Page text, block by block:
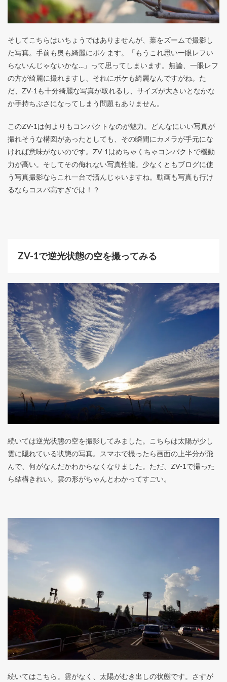
そしてこちらはいちょうではありませんが、葉をズームで撮影し
た写真。手前も奥も綺麗にボケます。「もうこれ思い一眼レフい
らないんじゃないかな…」って思ってしまいます。無論、一眼レフ
の方が綺麗に撮れますし、それにボケも綺麗なんですがね。た
だ、ZV-1も十分綺麗な写真が取れるし、サイズが大きいとなかな
か手持ちぶさになってしまう問題もありません。
このZV-1は何よりもコンパクトなのが魅力。どんなにいい写真が
撮れそうな構図があったとしても、その瞬間にカメラが手元にな
ければ意味がないのです。ZV-1はめちゃくちゃコンパクトで機動
力が高い。そしてその侮れない写真性能。少なくともブログに使
う写真撮影ならこれ一台で済んじゃいますね。動画も写真も行け
るならコスパ高すぎでは！？
ZV-1で逆光状態の空を撮ってみる
続いては逆光状態の空を撮影してみました。こちらは太陽が少し
雲に隠れている状態の写真。スマホで撮ったら画面の上半分が飛
んで、何がなんだかわからなくなりました。ただ、ZV-1で撮った
ら結構きれい。雲の形がちゃんとわかってすごい。
続いてはこちら。雲がなく、太陽がむき出しの状態です。さすが